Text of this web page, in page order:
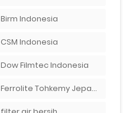
Birm Indonesia
CSM Indonesia
Dow Filmtec Indonesia
Ferrolite Tohkemy Jepang Indonesia